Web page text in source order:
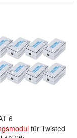
6
für Twisted